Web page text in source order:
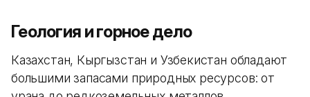
Геология и горное дело
Казахстан, Кыргызстан и Узбекистан обладают
большими запасами природных ресурсов: от